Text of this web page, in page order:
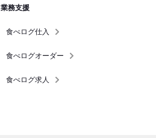
業務支援
食べログ仕入
食べログオーダー
食べログ求人